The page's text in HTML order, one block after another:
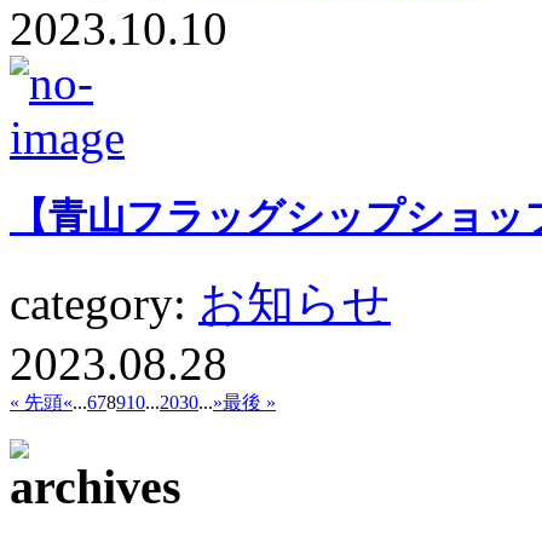
2023.10.10
【青山フラッグシップショ
category: お知らせ
2023.08.28
« 先頭«...678910...2030...»最後 »